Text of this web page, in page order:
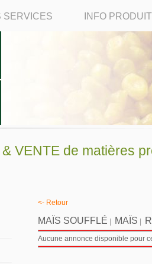
SERVICES INFO
& VENTE de matières
<- Retour
MAÏS SOUFFLÉ MAÏS
Aucune annonce disponible pour